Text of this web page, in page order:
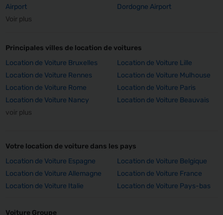
Airport
Dordogne Airport
Voir plus
Principales villes de location de voitures
Location de Voiture Bruxelles
Location de Voiture Lille
Location de Voiture Rennes
Location de Voiture Mulhouse
Location de Voiture Rome
Location de Voiture Paris
Location de Voiture Nancy
Location de Voiture Beauvais
voir plus
Votre location de voiture dans les pays
Location de Voiture Espagne
Location de Voiture Belgique
Location de Voiture Allemagne
Location de Voiture France
Location de Voiture Italie
Location de Voiture Pays-bas
Voiture Groupe